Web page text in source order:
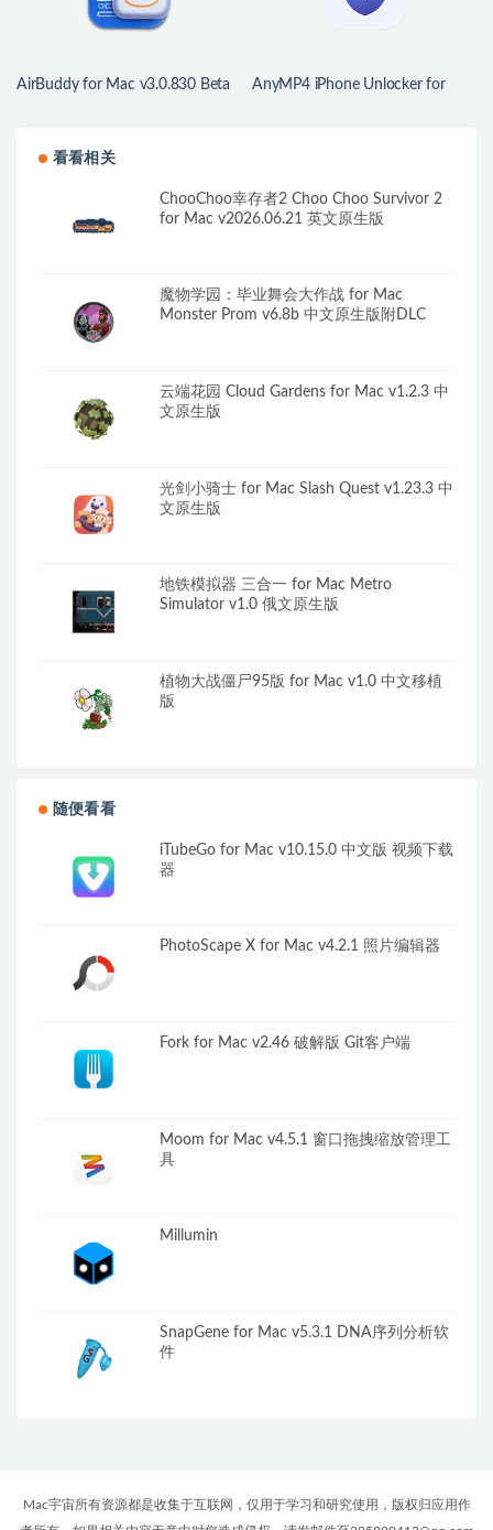
AirBuddy for Mac v3.0.830 Beta
AnyMP4 iPhone Unlocker for
看看相关
ChooChoo幸存者2 Choo Choo Survivor 2
for Mac v2026.06.21 英文原生版
魔物学园：毕业舞会大作战 for Mac
Monster Prom v6.8b 中文原生版附DLC
云端花园 Cloud Gardens for Mac v1.2.3 中
文原生版
光剑小骑士 for Mac Slash Quest v1.23.3 中
文原生版
地铁模拟器 三合一 for Mac Metro
Simulator v1.0 俄文原生版
植物大战僵尸95版 for Mac v1.0 中文移植
版
随便看看
iTubeGo for Mac v10.15.0 中文版 视频下载
器
PhotoScape X for Mac v4.2.1 照片编辑器
Fork for Mac v2.46 破解版 Git客户端
Moom for Mac v4.5.1 窗口拖拽缩放管理工
具
Millumin
SnapGene for Mac v5.3.1 DNA序列分析软
件
Mac宇宙所有资源都是收集于互联网，仅用于学习和研究使用，版权归应用作